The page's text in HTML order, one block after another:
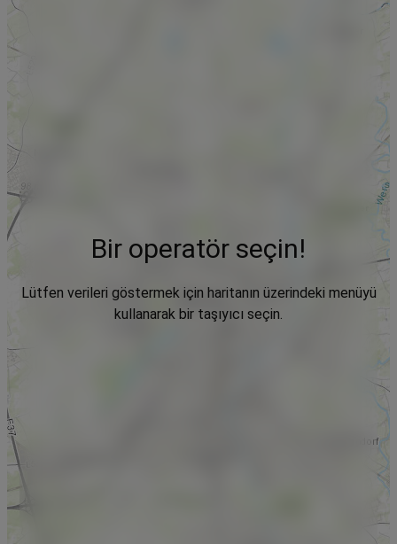
Bir operatör seçin!
Lütfen verileri göstermek için haritanın üzerindeki menüyü
kullanarak bir taşıyıcı seçin.